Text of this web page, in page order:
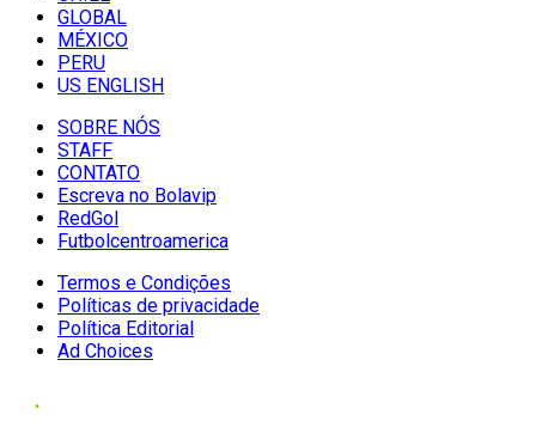
GLOBAL
MÉXICO
PERU
US ENGLISH
SOBRE NÓS
STAFF
CONTATO
Escreva no Bolavip
RedGol
Futbolcentroamerica
Termos e Condições
Políticas de privacidade
Política Editorial
Ad Choices